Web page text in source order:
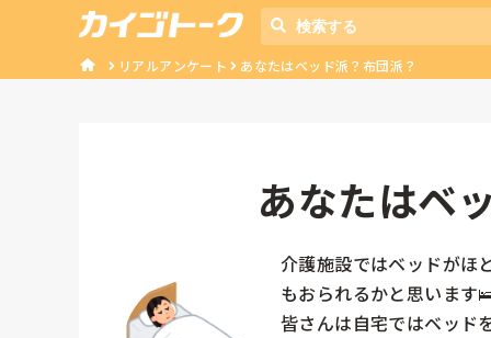
リアルアンケート あなたはベッド派？布団派？
あなたはベ
介護施設ではベッドがほ
もおられるかと思います
皆さんは自宅ではベッド